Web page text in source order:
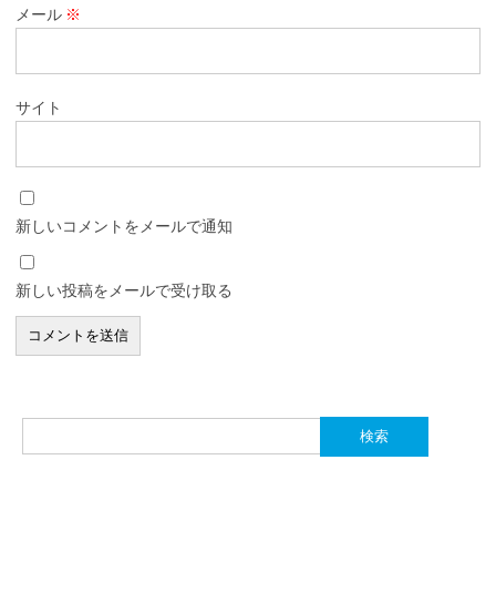
メール ※
サイト
新しいコメントをメールで通知
新しい投稿をメールで受け取る
索: